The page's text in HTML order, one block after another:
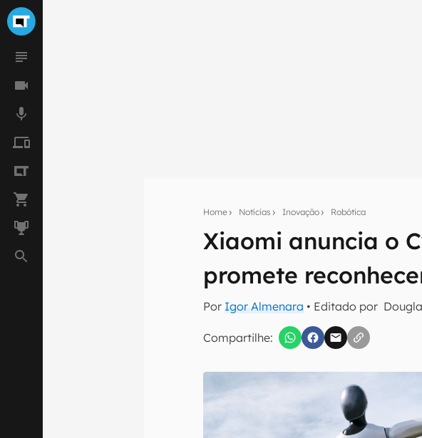
Home Notícias Inovação Robótica
Xiaomi anuncia o
promete
Por Igor Almenara • Editado por
Compartilhe:
Seu resumo inteligente
Assine a newsletter do Canaltech
mão.
E-mail
Confirmo que li, aceito e concordo com